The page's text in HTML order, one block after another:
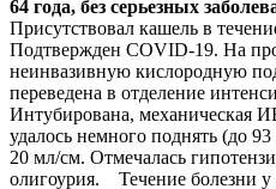
64 года, без серьезных
Присутствовал кашель в
Подтвержден COVID-19. На
неинвазивную кислородную
переведена в отделение
Интубирована, механическая
удалось немного поднять (до
20 мл/см. Отмечалась
олигоурия. Течение болезни у